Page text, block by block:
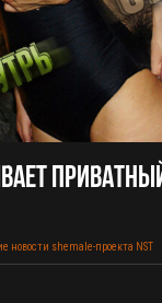
новости shemale-проекта NST